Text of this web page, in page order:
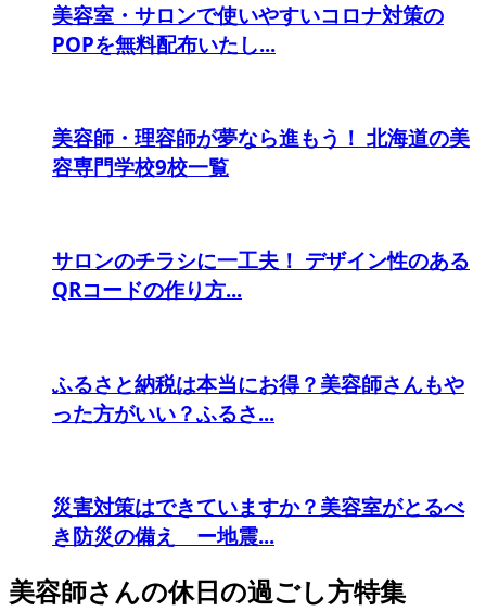
美容室・サロンで使いやすいコロナ対策の
POPを無料配布いたし...
美容師・理容師が夢なら進もう！ 北海道の美
容専門学校9校一覧
サロンのチラシに一工夫！ デザイン性のある
QRコードの作り方...
ふるさと納税は本当にお得？美容師さんもや
った方がいい？ふるさ...
災害対策はできていますか？美容室がとるべ
き防災の備え ー地震...
美容師さんの休日の過ごし方特集